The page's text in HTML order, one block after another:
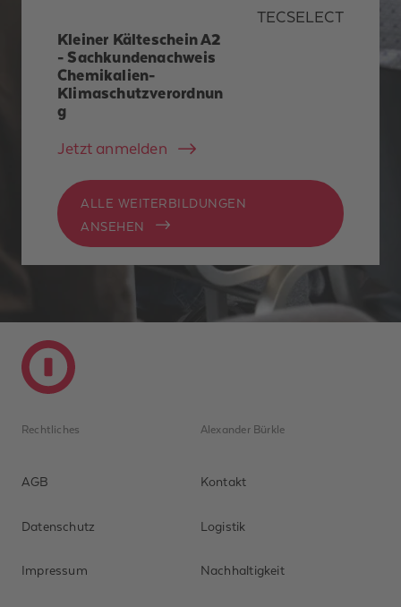
TECSELECT
Kleiner Kälteschein A2
- Sachkundenachweis
Chemikalien-
Klimaschutzverordnun
g
Jetzt anmelden
ALLE WEITERBILDUNGEN
ANSEHEN
Rechtliches
AGB
Datenschutz
Impressum
Alexander Bürkle
Kontakt
Logistik
Nachhaltigkeit